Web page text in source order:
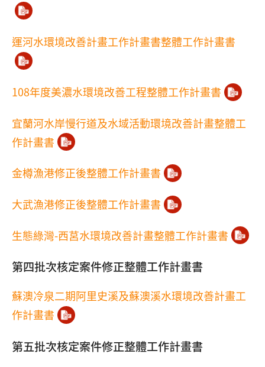
運河水環境改善計畫工作計畫書整體工作計畫書
108年度美濃水環境改善工程整體工作計畫書
宜蘭河水岸慢行道及水域活動環境改善計畫整體工
作計畫書
金樽漁港修正後整體工作計畫書
大武漁港修正後整體工作計畫書
生態綠灣-西莒水環境改善計畫整體工作計畫書
第四批次核定案件修正整體工作計畫書
蘇澳冷泉二期阿里史溪及蘇澳溪水環境改善計畫工
作計畫書
第五批次核定案件修正整體工作計畫書